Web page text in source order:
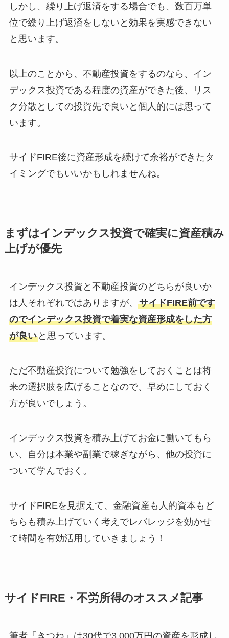
しかし、繰り上げ返済をする場合でも、数百万単
位で繰り上げ返済をしないと効果を実感できない
と思います。
以上のことから、不動産投資をするのなら、イン
デックス投資である程度の資産ができた後、リス
ク分散としての投資先で良いと個人的には思って
います。
サイドFIRE後に資産形成を続けて余裕ができたタ
イミングでもいいかもしれませんね。
まずはインデックス投資で確実に資産積み
上げが優先
インデックス投資と不動産投資のどちらが良いか
は人それぞれではありますが、 サイドFIRE前です
のでインデックス投資で着実な資産形成をした方
が良いと思っています。
ただ不動産投資について勉強をしておくことは将
来の選択肢を広げることなので、早めにしておく
方が良いでしょう。
インデックス投資を積み上げてお金に働いてもら
い、自分は本業や副業で稼ぎながら、他の投資に
ついて学んでおく。
サイドFIREを見据えて、金融資産も人的資本もど
ちらも積み上げていく考えでレバレッジを効かせ
て時間を有効活用していきましょう！
サイドFIRE・不労所得のオススメ記事
筆者「きつね」は30代で3,000万円の資産を形成し